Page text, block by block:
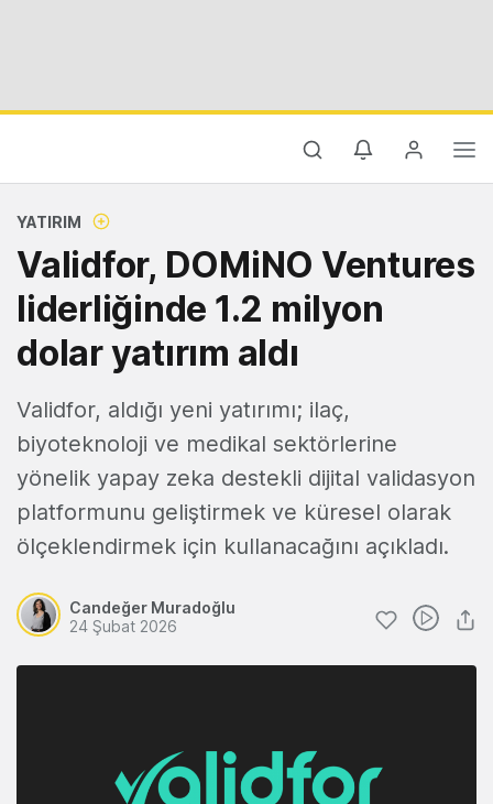
YATIRIM
Validfor, DOMiNO Ventures
liderliğinde 1.2 milyon
dolar yatırım aldı
Validfor, aldığı yeni yatırımı; ilaç,
biyoteknoloji ve medikal sektörlerine
yönelik yapay zeka destekli dijital validasyon
platformunu geliştirmek ve küresel olarak
ölçeklendirmek için kullanacağını açıkladı.
Candeğer Muradoğlu
24 Şubat 2026